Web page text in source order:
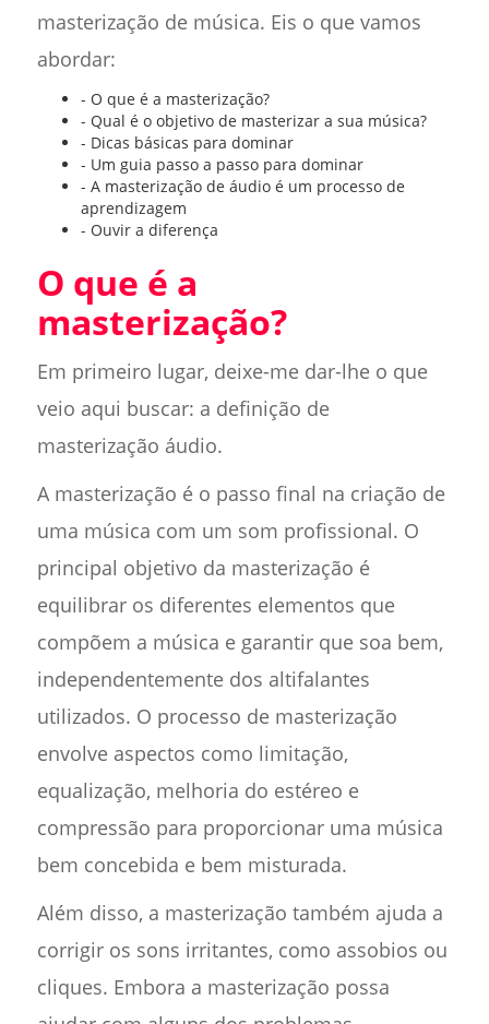
masterização de música. Eis o que vamos
abordar:
- O que é a masterização?
- Qual é o objetivo de masterizar a sua música?
- Dicas básicas para dominar
- Um guia passo a passo para dominar
- A masterização de áudio é um processo de
aprendizagem
- Ouvir a diferença
O que é a
masterização?
Em primeiro lugar, deixe-me dar-lhe o que
veio aqui buscar: a definição de
masterização áudio.
A masterização é o passo final na criação de
uma música com um som profissional. O
principal objetivo da masterização é
equilibrar os diferentes elementos que
compõem a música e garantir que soa bem,
independentemente dos altifalantes
utilizados. O processo de masterização
envolve aspectos como limitação,
equalização, melhoria do estéreo e
compressão para proporcionar uma música
bem concebida e bem misturada.
Além disso, a masterização também ajuda a
corrigir os sons irritantes, como assobios ou
cliques. Embora a masterização possa